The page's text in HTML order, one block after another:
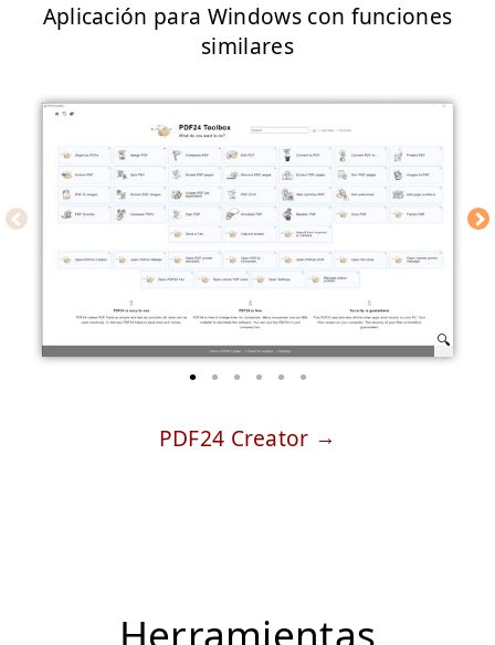
Aplicación para Windows con funciones
similares
PDF24 Creator
Herramientas